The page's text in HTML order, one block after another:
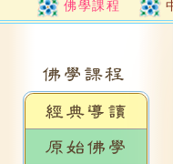
佛學課程